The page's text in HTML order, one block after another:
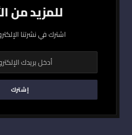
للمزيد من
اشترك في نشرتنا